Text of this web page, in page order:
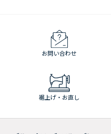
お問い合わせ
裾上げ・お直し